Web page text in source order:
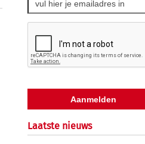
Laatste nieuws